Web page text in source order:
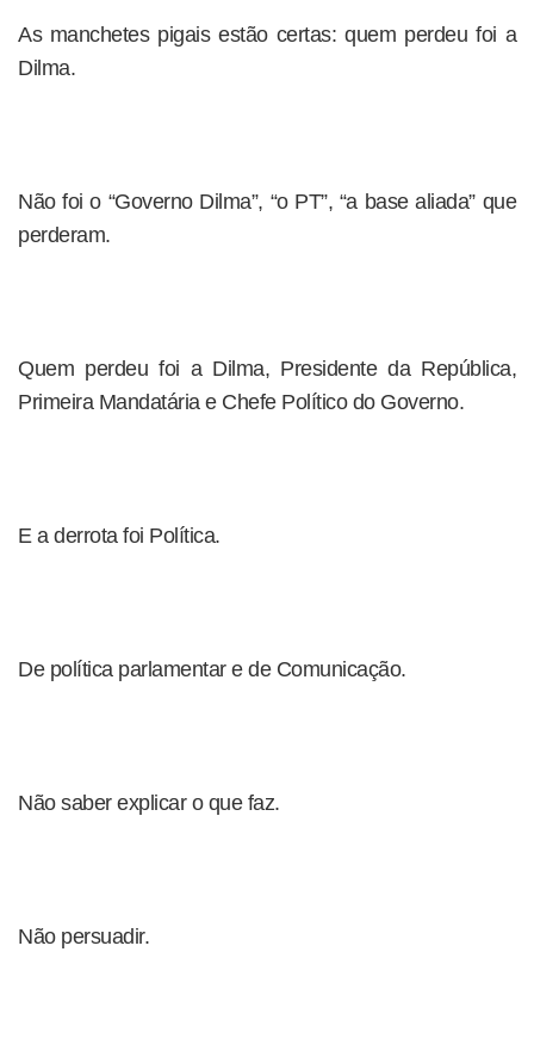
As manchetes pigais estão certas: quem perdeu foi a
Dilma.
Não foi o “Governo Dilma”, “o PT”, “a base aliada” que
perderam.
Quem perdeu foi a Dilma, Presidente da República,
Primeira Mandatária e Chefe Político do Governo.
E a derrota foi Política.
De política parlamentar e de Comunicação.
Não saber explicar o que faz.
Não persuadir.